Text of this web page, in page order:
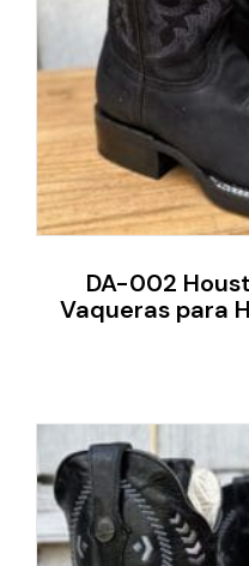
DA-002
Vaqueras para